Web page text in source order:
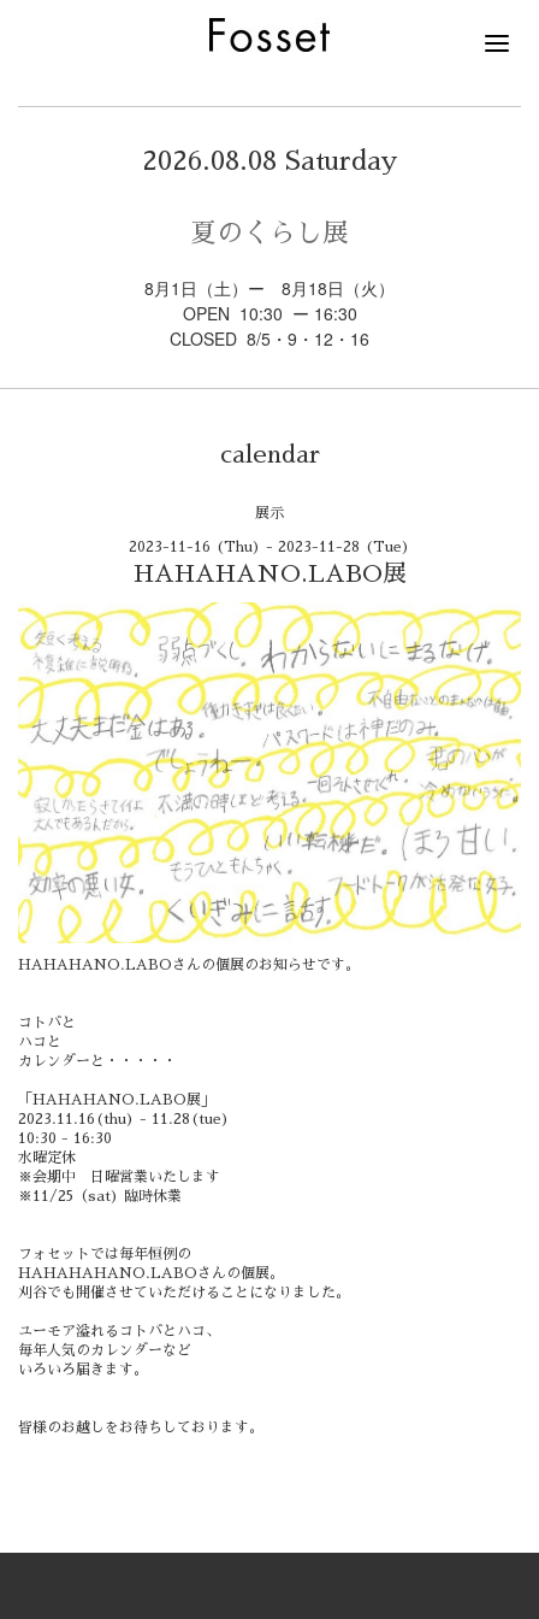
2026.08.08 Saturday
夏のくらし展
8月1日（土）ー 8月18日（火）
OPEN 10:30 ー 16:30
CLOSED 8/5・9・12・16
calendar
展示
2023-11-16 (Thu) - 2023-11-28 (Tue)
HAHAHANO.LABO展
HAHAHANO.LABOさんの個展のお知らせです。
コトバと
ハコと
カレンダーと・・・・・
「HAHAHANO.LABO展」
2023.11.16(thu) - 11.28(tue)
10:30 - 16:30
水曜定休
※会期中 日曜営業いたします
※11/25（sat) 臨時休業
フォセットでは毎年恒例の
HAHAHAHANO.LABOさんの個展。
刈谷でも開催させていただけることになりました。
ユーモア溢れるコトバとハコ、
毎年人気のカレンダーなど
いろいろ届きます。
皆様のお越しをお待ちしております。